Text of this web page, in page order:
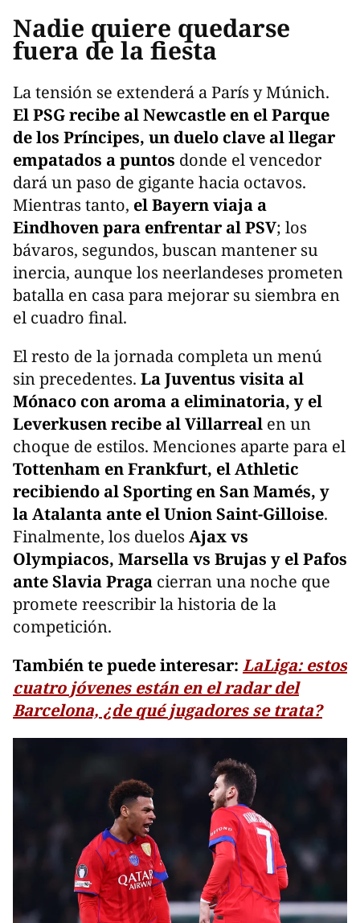
Nadie quiere quedarse
fuera de la fiesta
La tensión se extenderá a París y Múnich.
El PSG recibe al Newcastle en el Parque
de los Príncipes, un duelo clave al llegar
empatados a puntos donde el vencedor
dará un paso de gigante hacia octavos.
Mientras tanto, el Bayern viaja a
Eindhoven para enfrentar al PSV; los
bávaros, segundos, buscan mantener su
inercia, aunque los neerlandeses prometen
batalla en casa para mejorar su siembra en
el cuadro final.
El resto de la jornada completa un menú
sin precedentes. La Juventus visita al
Mónaco con aroma a eliminatoria, y el
Leverkusen recibe al Villarreal en un
choque de estilos. Menciones aparte para el
Tottenham en Frankfurt, el Athletic
recibiendo al Sporting en San Mamés, y
la Atalanta ante el Union Saint-Gilloise.
Finalmente, los duelos Ajax vs
Olympiacos, Marsella vs Brujas y el Pafos
ante Slavia Praga cierran una noche que
promete reescribir la historia de la
competición.
También te puede interesar: LaLiga: estos
cuatro jóvenes están en el radar del
Barcelona, ¿de qué jugadores se trata?